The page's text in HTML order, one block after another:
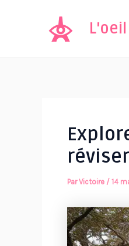
ParVictoire / 14